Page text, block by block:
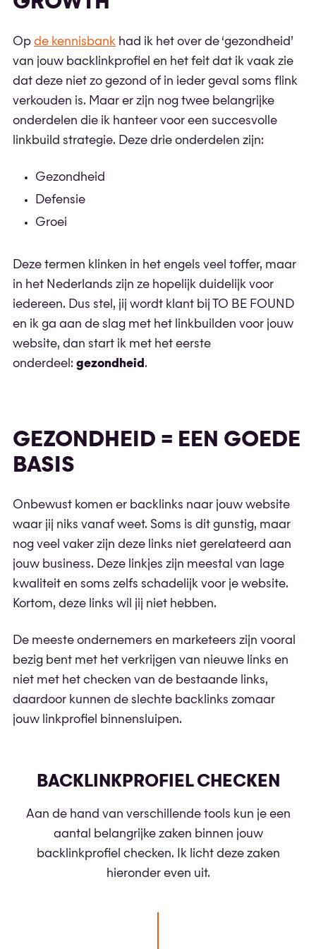
Op de kennisbank had ik het over de ‘gezondheid’
van jouw backlinkprofiel en het feit dat ik vaak zie
dat deze niet zo gezond of in ieder geval soms flink
verkouden is. Maar er zijn nog twee belangrijke
onderdelen die ik hanteer voor een succesvolle
linkbuild strategie. Deze drie onderdelen zijn:
Gezondheid
Defensie
Groei
Deze termen klinken in het engels veel toffer, maar
in het Nederlands zijn ze hopelijk duidelijk voor
iedereen. Dus stel, jij wordt klant bij TO BE FOUND
en ik ga aan de slag met het linkbuilden voor jouw
website, dan start ik met het eerste
onderdeel: gezondheid .
GEZONDHEID = EEN GOEDE
BASIS
Onbewust komen er backlinks naar jouw website
waar jij niks vanaf weet. Soms is dit gunstig, maar
nog veel vaker zijn deze links niet gerelateerd aan
jouw business. Deze linkjes zijn meestal van lage
kwaliteit en soms zelfs schadelijk voor je website.
Kortom, deze links wil jij niet hebben.
De meeste ondernemers en marketeers zijn vooral
bezig bent met het verkrijgen van nieuwe links en
niet met het checken van de bestaande links,
daardoor kunnen de slechte backlinks zomaar
jouw linkprofiel binnensluipen.
BACKLINKPROFIEL CHECKEN
Aan de hand van verschillende tools kun je een
aantal belangrijke zaken binnen jouw
backlinkprofiel checken. Ik licht deze zaken
hieronder even uit.